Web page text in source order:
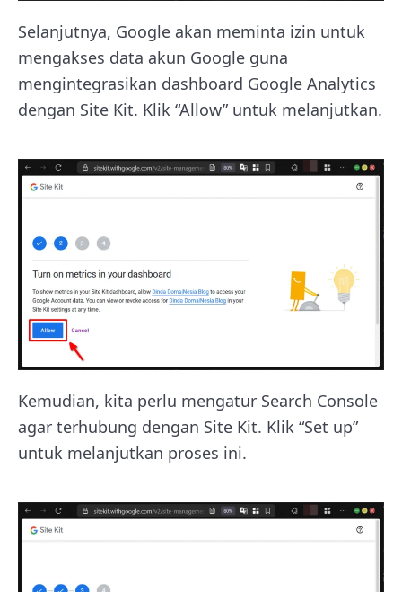
Selanjutnya, Google akan meminta izin untuk
mengakses data akun Google guna
mengintegrasikan dashboard Google Analytics
dengan Site Kit. Klik “Allow” untuk melanjutkan.
Kemudian, kita perlu mengatur Search Console
agar terhubung dengan Site Kit. Klik “Set up”
untuk melanjutkan proses ini.